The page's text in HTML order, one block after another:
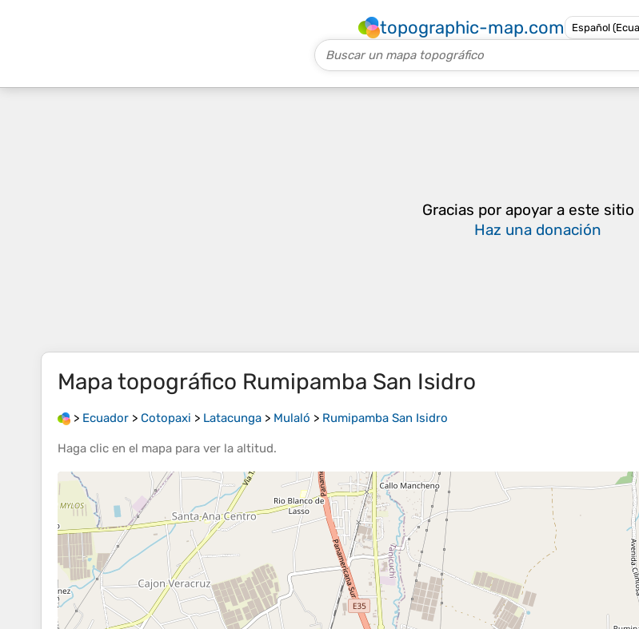
topographic-map.com
Gracias por apoyar a este
Haz una donación
Mapa topográfico Rumipamba San Isidro
> Ecuador > Cotopaxi > Latacunga > Mulaló > Rumipamba San Isidro
Haga clic en el mapa para ver la altitud.